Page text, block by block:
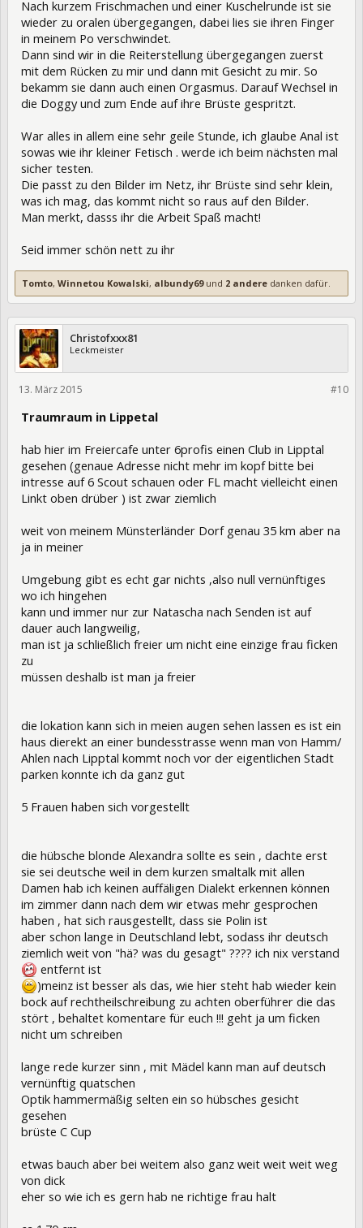
Nach kurzem Frischmachen und einer Kuschelrunde ist sie
wieder zu oralen übergegangen, dabei lies sie ihren Finger
in meinem Po verschwindet.
Dann sind wir in die Reiterstellung übergegangen zuerst
mit dem Rücken zu mir und dann mit Gesicht zu mir. So
bekamm sie dann auch einen Orgasmus. Darauf Wechsel in
die Doggy und zum Ende auf ihre Brüste gespritzt.
War alles in allem eine sehr geile Stunde, ich glaube Anal ist
sowas wie ihr kleiner Fetisch . werde ich beim nächsten mal
sicher testen.
Die passt zu den Bilder im Netz, ihr Brüste sind sehr klein,
was ich mag, das kommt nicht so raus auf den Bilder.
Man merkt, dasss ihr die Arbeit Spaß macht!
Seid immer schön nett zu ihr
Tomto, Winnetou Kowalski, albundy69und 2 andere danken dafür.
Christofxxx81
Leckmeister
#10
13. März 2015
Traumraum in Lippetal
hab hier im Freiercafe unter 6profis einen Club in Lipptal
gesehen (genaue Adresse nicht mehr im kopf bitte bei
intresse auf 6 Scout schauen oder FL macht vielleicht einen
Linkt oben drüber ) ist zwar ziemlich
weit von meinem Münsterländer Dorf genau 35 km aber na
ja in meiner
Umgebung gibt es echt gar nichts ,also null vernünftiges
wo ich hingehen
kann und immer nur zur Natascha nach Senden ist auf
dauer auch langweilig,
man ist ja schließlich freier um nicht eine einzige frau ficken
zu
müssen deshalb ist man ja freier
die lokation kann sich in meien augen sehen lassen es ist ein
haus dierekt an einer bundesstrasse wenn man von Hamm/
Ahlen nach Lipptal kommt noch vor der eigentlichen Stadt
parken konnte ich da ganz gut
5 Frauen haben sich vorgestellt
die hübsche blonde Alexandra sollte es sein , dachte erst
sie sei deutsche weil in dem kurzen smaltalk mit allen
Damen hab ich keinen auffäligen Dialekt erkennen können
im zimmer dann nach dem wir etwas mehr gesprochen
haben , hat sich rausgestellt, dass sie Polin ist
aber schon lange in Deutschland lebt, sodass ihr deutsch
ziemlich weit von "hä? was du gesagt" ???? ich nix verstand
entfernt ist
)meinz ist besser als das, wie hier steht hab wieder kein
bock auf rechtheilschreibung zu achten oberführer die das
stört , behaltet komentare für euch !!! geht ja um ficken
nicht um schreiben
lange rede kurzer sinn , mit Mädel kann man auf deutsch
vernünftig quatschen
Optik hammermäßig selten ein so hübsches gesicht
gesehen
brüste C Cup
etwas bauch aber bei weitem also ganz weit weit weit weg
von dick
eher so wie ich es gern hab ne richtige frau halt